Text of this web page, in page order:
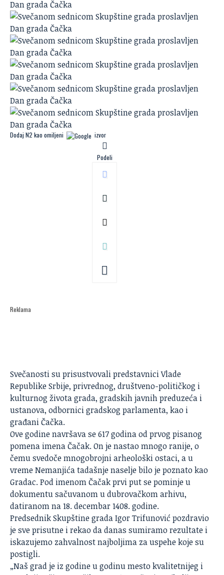
Dodaj N2 kao omiljeni izvor
Podeli
Reklama
Svečanosti su prisustvovali predstavnici Vlade
Republike Srbije, privrednog, društveno-političkog i
kulturnog života grada, gradskih javnih preduzeća i
ustanova, odbornici gradskog parlamenta, kao i
građani Čačka.
Ove godine navršava se 617 godina od prvog pisanog
pomena imenaČačak. On je nastao mnogo ranije, o
čemu svedoče mnogobrojni arheološki ostaci, a u
vreme Nemanjića tadašnje naselje bilo je poznato kao
Gradac. Pod imenom Čačak prvi put se pominje u
dokumentu sačuvanom u dubrovačkom arhivu,
datiranom na 18. decembar 1408. godine.
Predsednik Skupštine grada Igor Trifunović pozdravio
je sve prisutne i rekao da danas sumiramo rezultate i
iskazujemo zahvalnost najboljima za uspehe koje su
postigli.
„Naš grad je iz godine u godinu mesto kvalitetnijeg i